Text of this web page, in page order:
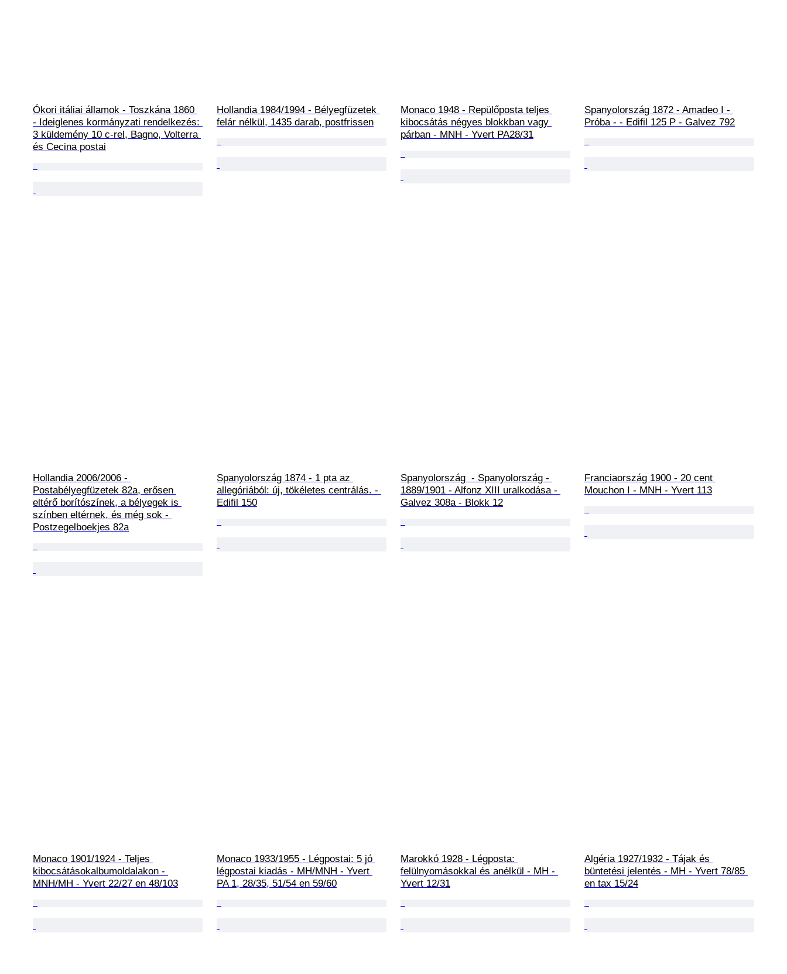
Ókori itáliai államok - Toszkána 1860
- Ideiglenes kormányzati rendelkezés:
3 küldemény 10 c-rel, Bagno, Volterra
és Cecina postai
Hollandia 1984/1994 - Bélyegfüzetek
felár nélkül, 1435 darab, postfrissen
Monaco 1948 - Repülőposta teljes
kibocsátás négyes blokkban vagy
párban - MNH - Yvert PA28/31
Spanyolország 1872 - Amadeo I -
Próba - - Edifil 125 P - Galvez 792
Hollandia 2006/2006 -
Postabélyegfüzetek 82a, erősen
eltérő borítószínek, a bélyegek is
színben eltérnek, és még sok -
Postzegelboekjes 82a
Spanyolország 1874 - 1 pta az
allegóriából: új, tökéletes centrálás. -
Edifil 150
Spanyolország  - Spanyolország -
1889/1901 - Alfonz XIII uralkodása -
Galvez 308a - Blokk 12
Franciaország 1900 - 20 cent
Mouchon I - MNH - Yvert 113
Monaco 1901/1924 - Teljes
kibocsátásokalbumoldalakon -
MNH/MH - Yvert 22/27 en 48/103
Monaco 1933/1955 - Légpostai: 5 jó
légpostai kiadás - MH/MNH - Yvert
PA 1, 28/35, 51/54 en 59/60
Marokkó 1928 - Légposta:
felülnyomásokkal és anélkül - MH -
Yvert 12/31
Algéria 1927/1932 - Tájak és
büntetési jelentés - MH - Yvert 78/85
en tax 15/24